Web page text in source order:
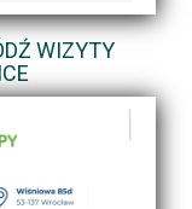
WIZYTY